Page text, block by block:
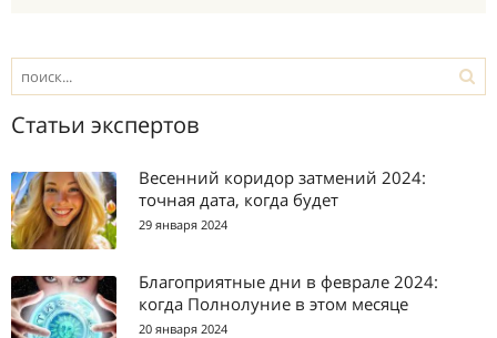
Статьи экспертов
Весенний коридор затмений 2024:
точная дата, когда будет
29 января 2024
Благоприятные дни в феврале 2024:
когда Полнолуние в этом месяце
20 января 2024